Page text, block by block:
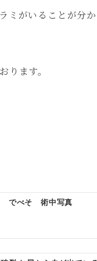
ミがいることが分
ます。
でべそ 術中写真